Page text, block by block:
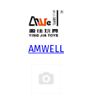
AMWELL